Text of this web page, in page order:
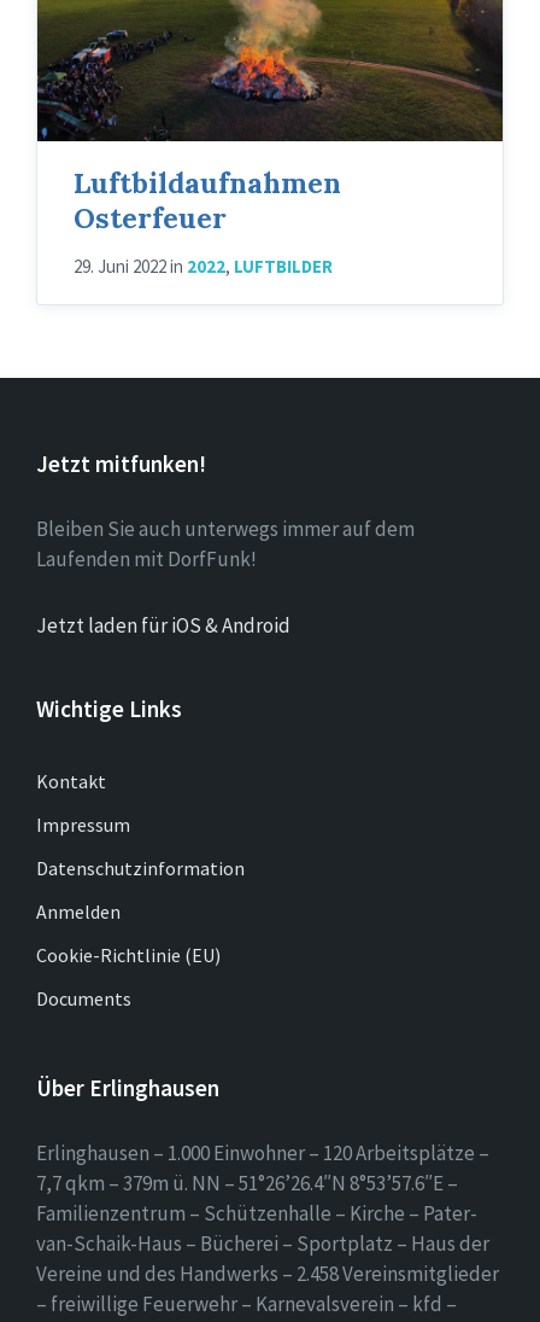
Luftbildaufnahmen
Osterfeuer
29. Juni 2022in 2022, LUFTBILDER
Jetzt mitfunken!
Bleiben Sie auch unterwegs immer auf dem
Laufenden mit DorfFunk!
Jetzt laden für iOS & Android
Wichtige Links
Kontakt
Impressum
Datenschutzinformation
Anmelden
Cookie-Richtlinie (EU)
Documents
Über Erlinghausen
Erlinghausen – 1.000 Einwohner – 120 Arbeitsplätze –
7,7 qkm – 379m ü. NN – 51°26’26.4″N 8°53’57.6″E –
Familienzentrum – Schützenhalle – Kirche – Pater-
van-Schaik-Haus – Bücherei – Sportplatz – Haus der
Vereine und des Handwerks – 2.458 Vereinsmitglieder
– freiwillige Feuerwehr – Karnevalsverein – kfd –